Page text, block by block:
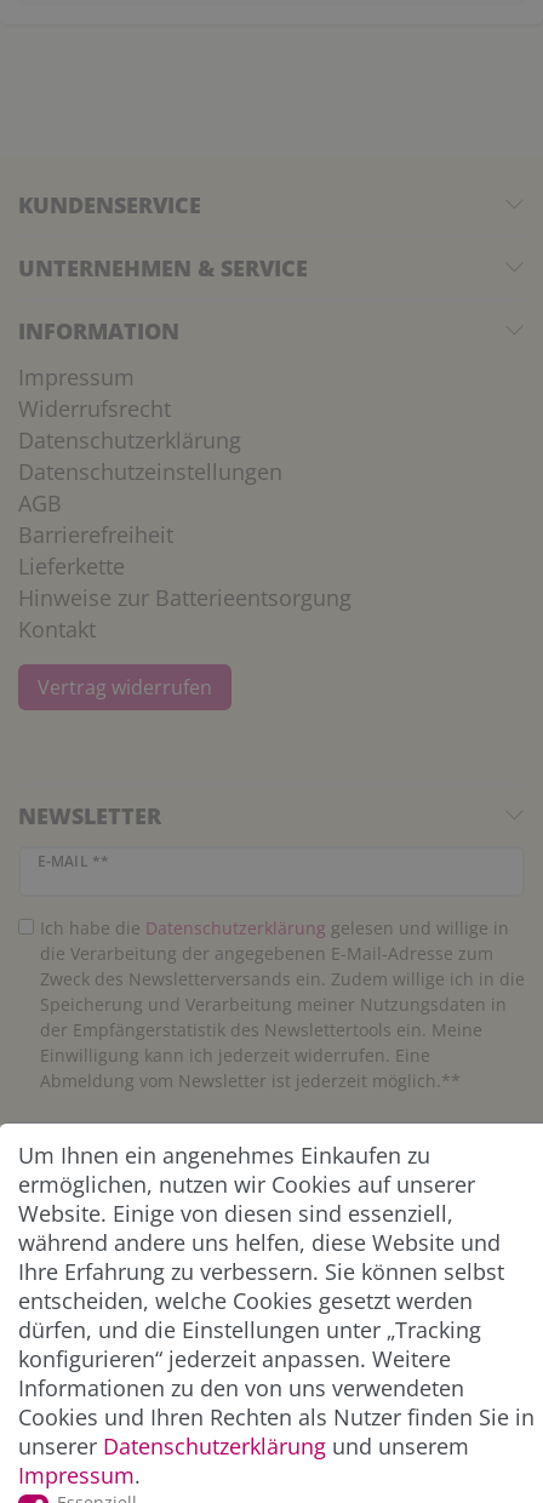
KUNDENSERVICE
UNTERNEHMEN & SERVICE
INFORMATION
Impressum
Widerrufsrecht
Datenschutzerklärung
Datenschutzeinstellungen
AGB
Barrierefreiheit
Lieferkette
Hinweise zur Batterieentsorgung
Kontakt
Vertrag widerrufen
NEWSLETTER
E-MAIL **
Newsletter Honig
Ich habe die Daten­schutz­erklärung gelesen und willige in
die Verarbeitung der angegebenen E-Mail-Adresse zum
Zweck des Newsletterversands ein. Zudem willige ich in die
Speicherung und Verarbeitung meiner Nutzungsdaten in
der Empfängerstatistik des Newslettertools ein. Meine
Einwilligung kann ich jederzeit widerrufen. Eine
Abmeldung vom Newsletter ist jederzeit möglich.**
Abonnieren
** Hierbei handelt es sich um ein Pflichtfeld.
ZAHLUNG & VERSAND
Um Ihnen ein angenehmes Einkaufen zu
ermöglichen, nutzen wir Cookies auf unserer
Website. Einige von diesen sind essenziell,
während andere uns helfen, diese Website und
Ihre Erfahrung zu verbessern. Sie können selbst
entscheiden, welche Cookies gesetzt werden
dürfen, und die Einstellungen unter „Tracking
konfigurieren“ jederzeit anpassen. Weitere
Informationen zu den von uns verwendeten
Cookies und Ihren Rechten als Nutzer finden Sie in
unserer Daten­schutz­erklärung und unserem
Impressum.